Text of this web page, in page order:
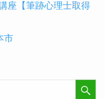
座【筆跡心理士取得
市